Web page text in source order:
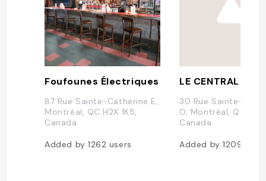
Foufounes Électriques
87 Rue Sainte-Catherine E,
Montréal, QC H2X 1K5,
Canada
Added by1262 users
LE CENTRAL
30 Rue Sainte-
O, Montréal, QC
Canada
Added by1209